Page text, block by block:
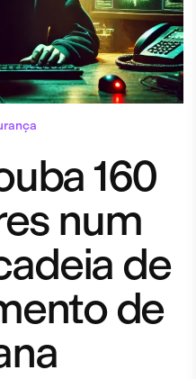
160
num
de
de